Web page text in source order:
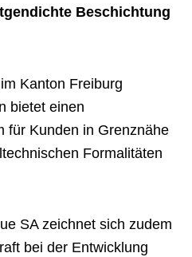
Beschichtung
Kanton Freiburg
bietet einen
für Kunden in Grenznähe
Formalitäten
SA zeichnet sich zudem
bei der Entwicklung